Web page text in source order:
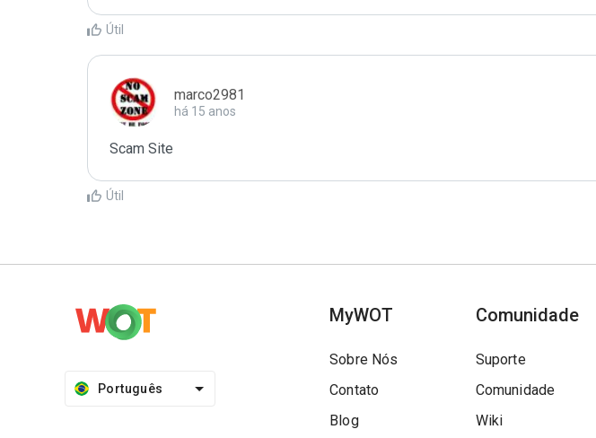
Útil
marco2981
há 15 anos
Scam Site
Útil
Português
MyWOT
Sobre Nós
Contato
Blog
Comunidade
Suporte
Comunidade
Wiki